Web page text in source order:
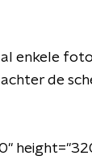
al enkele
de